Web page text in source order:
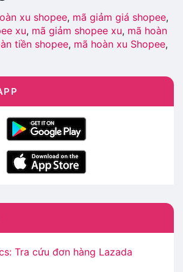
xu shopee, mã giảm giá shopee,
xu, mã giảm shopee xu, mã hoàn
tiền shopee, mã hoàn xu Shopee,
Tra cứu đơn hàng Lazada